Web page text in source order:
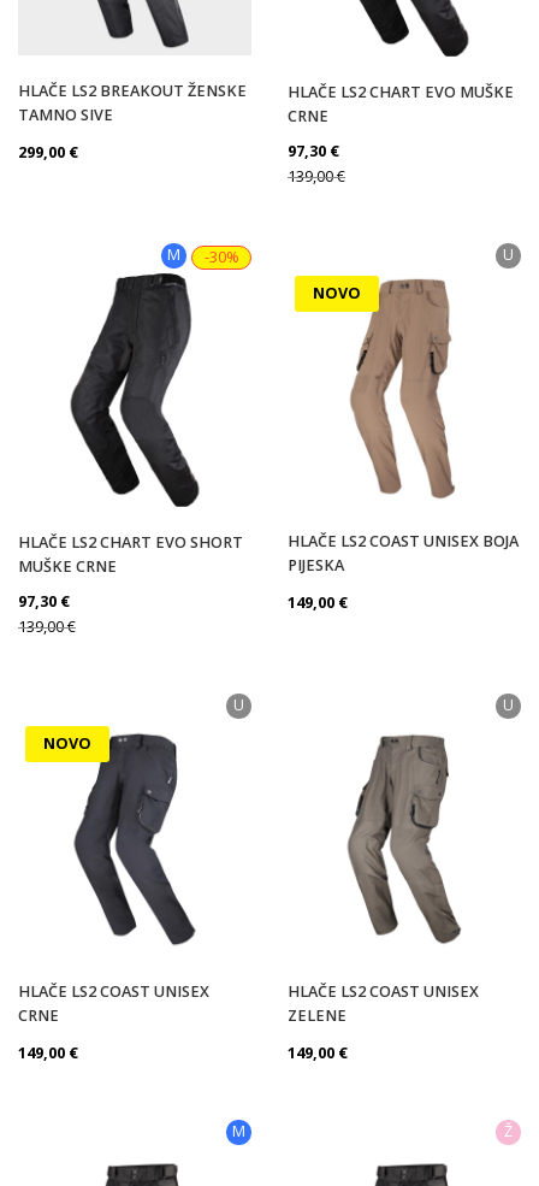
PRIMIJENI FILTER
HLAČE LS2 BREAKOUT ŽENSKE
TAMNO SIVE
299,00 €
HLAČE LS2 CHART EVO MUŠKE
CRNE
97,30 €
139,00€
M -30%
HLAČE LS2 CHART EVO SHORT
MUŠKE CRNE
97,30 €
139,00€
U
NOVO
HLAČE LS2 COAST UNISEX BOJA
PIJESKA
149,00 €
U
NOVO
HLAČE LS2 COAST UNISEX
CRNE
149,00 €
U
HLAČE LS2 COAST UNISEX
ZELENE
149,00 €
M Ž